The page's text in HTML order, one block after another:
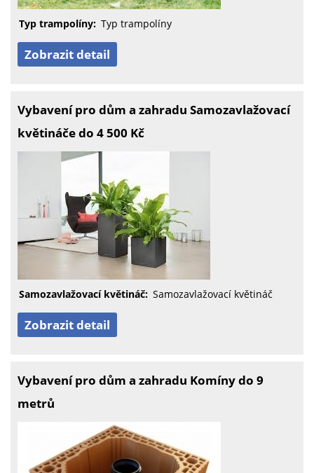
Typ trampolíny: Typ trampolíny
Zobrazit detail
Vybavení pro dům a zahradu Samozavlažovací
květináče do 4 500 Kč
Samozavlažovací květináč: Samozavlažovací květináč
Zobrazit detail
Vybavení pro dům a zahradu Komíny do 9
metrů